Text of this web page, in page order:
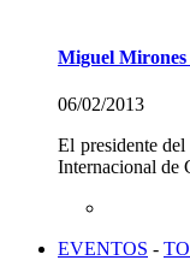
Miguel
06/02/2013
El presidente
Internacional de
EVENTOS -